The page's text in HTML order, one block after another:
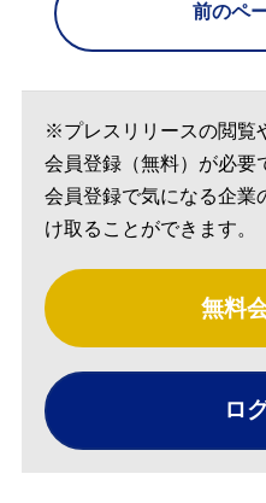
前のペ
※プレスリリースの閲覧
会員登録（無料）が必要
会員登録で気になる企業
け取ることができます。
無料
ロ